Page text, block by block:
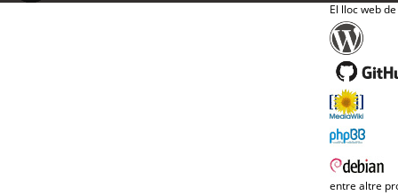
El lloc web
entre altre